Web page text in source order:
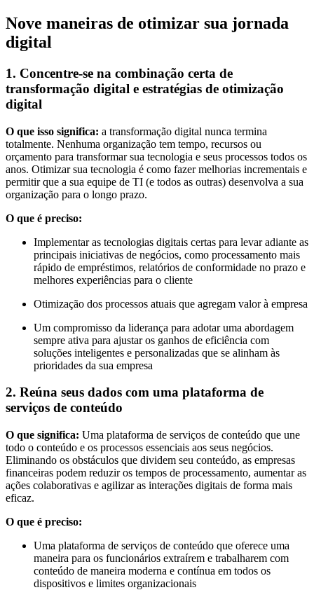
Nove maneiras de otimizar sua jornada
digital
1. Concentre-se na combinação certa de
transformação digital e estratégias de otimização
digital
O que isso significa: a transformação digital nunca termina
totalmente. Nenhuma organização tem tempo, recursos ou
orçamento para transformar sua tecnologia e seus processos todos os
anos. Otimizar sua tecnologia é como fazer melhorias incrementais e
permitir que a sua equipe de TI (e todos as outras) desenvolva a sua
organização para o longo prazo.
O que é preciso:
Implementar as tecnologias digitais certas para levar adiante as
principais iniciativas de negócios, como processamento mais
rápido de empréstimos, relatórios de conformidade no prazo e
melhores experiências para o cliente
Otimização dos processos atuais que agregam valor à empresa
Um compromisso da liderança para adotar uma abordagem
sempre ativa para ajustar os ganhos de eficiência com
soluções inteligentes e personalizadas que se alinham às
prioridades da sua empresa
2. Reúna seus dados com uma plataforma de
serviços de conteúdo
O que significa: Uma plataforma de serviços de conteúdo que une
todo o conteúdo e os processos essenciais aos seus negócios.
Eliminando os obstáculos que dividem seu conteúdo, as empresas
financeiras podem reduzir os tempos de processamento, aumentar as
ações colaborativas e agilizar as interações digitais de forma mais
eficaz.
O que é preciso:
Uma plataforma de serviços de conteúdo que oferece uma
maneira para os funcionários extraírem e trabalharem com
conteúdo de maneira moderna e contínua em todos os
dispositivos e limites organizacionais